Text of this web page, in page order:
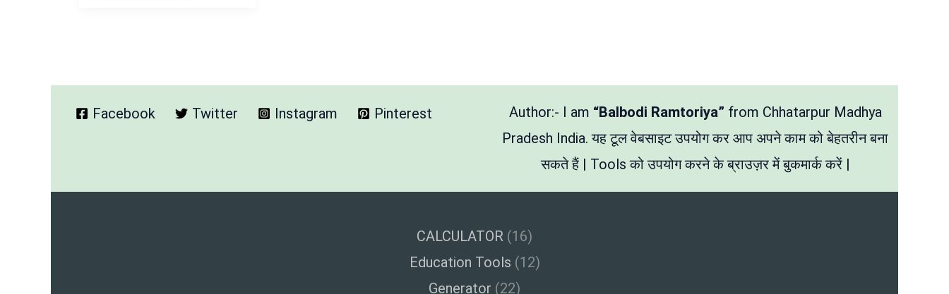
पटिया
मनपसंद
Facebook Twitter Instagram Pinterest Author:- I am “Balbodi Ramtoriya” from Chhatarpur Madhya
Pradesh India. यह टूल वेबसाइट उपयोग कर आप अपने काम को बेहतरीन बना
सकते हैं | Tools को उपयोग करने के ब्राउज़र में बुकमार्क करें |
CALCULATOR (16)
Education Tools (12)
Generator (22)